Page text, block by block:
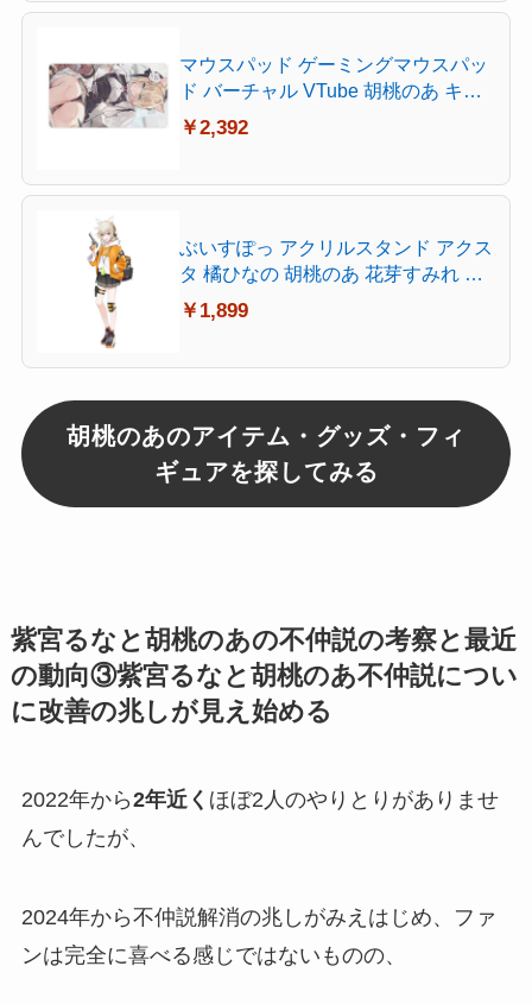
ルア,XL 薄手)
マウスパッド ゲーミングマウスパッ
ド バーチャル VTube 胡桃のあ キャ
ラクター柄 おしゃれ 周辺 萌えグズ
デスクマット ホーム用 超大型 快適
い表面 耐久性が良い レーザー&光学
￥2,392
ぶいすぽっ アクリルスタンド アクス
タ 橘ひなの 胡桃のあ 花芽すみれ 小
森めと キャラクターグッズ 非公式
台座付き 保護フィルム付き 軽量 透
￥1,899
胡桃のあのアイテム・グッズ・フィ
ギュアを探してみる
紫宮るなと胡桃のあの不仲説の考察と最近
の動向③紫宮るなと胡桃のあ不仲説につい
に改善の兆しが見え始める
2022年から2年近く ほぼ2人のやりとりがありませ
んでしたが、
2024年から不仲説解消の兆しがみえはじめ、ファ
ンは完全に喜べる感じではないものの、